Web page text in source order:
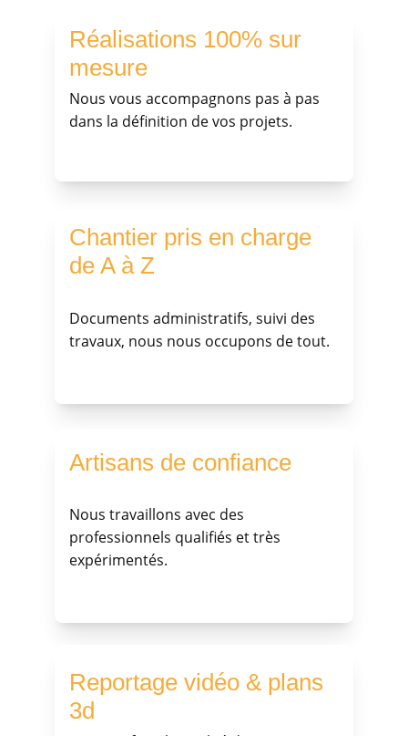
Réalisations 100% sur
mesure
Chantier pris en charge
de A à Z
Artisans de confiance
Documents administratifs, suivi des
travaux, nous nous occupons de tout.
Nous travaillons avec des
professionnels qualifiés et très
expérimentés.
Nous vous accompagnons pas à pas
dans la définition de vos projets.
Reportage vidéo & plans
3d